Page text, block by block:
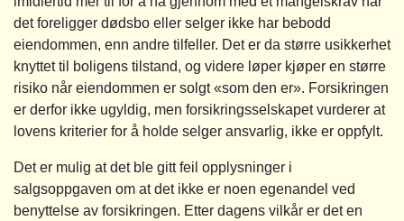
det foreligger dødsbo eller selger ikke har bebodd
eiendommen, enn andre tilfeller. Det er da større usikkerhet
knyttet til boligens tilstand, og videre løper kjøper en større
risiko når eiendommen er solgt «som den er». Forsikringen
er derfor ikke ugyldig, men forsikringsselskapet vurderer at
lovens kriterier for å holde selger ansvarlig, ikke er oppfylt.
Det er mulig at det ble gitt feil opplysninger i
salgsoppgaven om at det ikke er noen egenandel ved
benyttelse av forsikringen. Etter dagens vilkår er det en